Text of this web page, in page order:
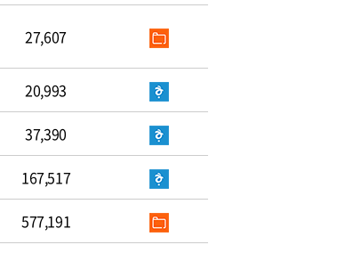
27,607
20,993
37,390
167,517
577,191